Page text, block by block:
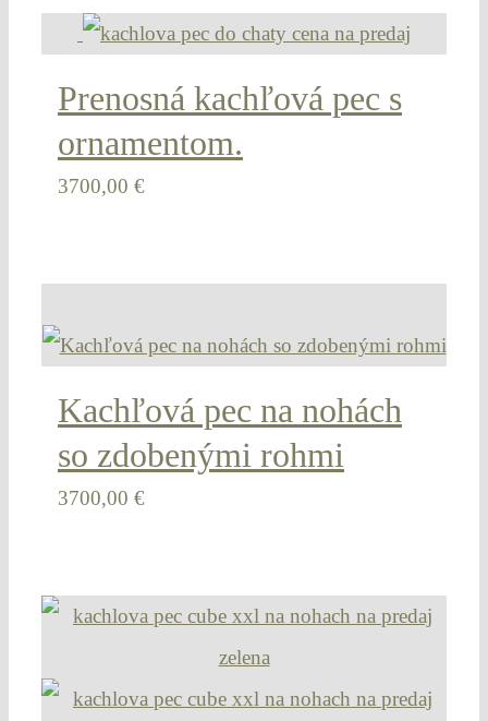
Prenosná kachľová pec s
ornamentom.
3700,00 €
Kachľová pec na nohách
so zdobenými rohmi
3700,00 €